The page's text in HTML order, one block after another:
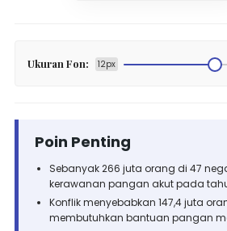
Ukuran Fon: 12px
Poin Penting
Sebanyak 266 juta orang di 47
kerawanan pangan akut pada
Konflik menyebabkan 147,4 juta
membutuhkan bantuan pangan